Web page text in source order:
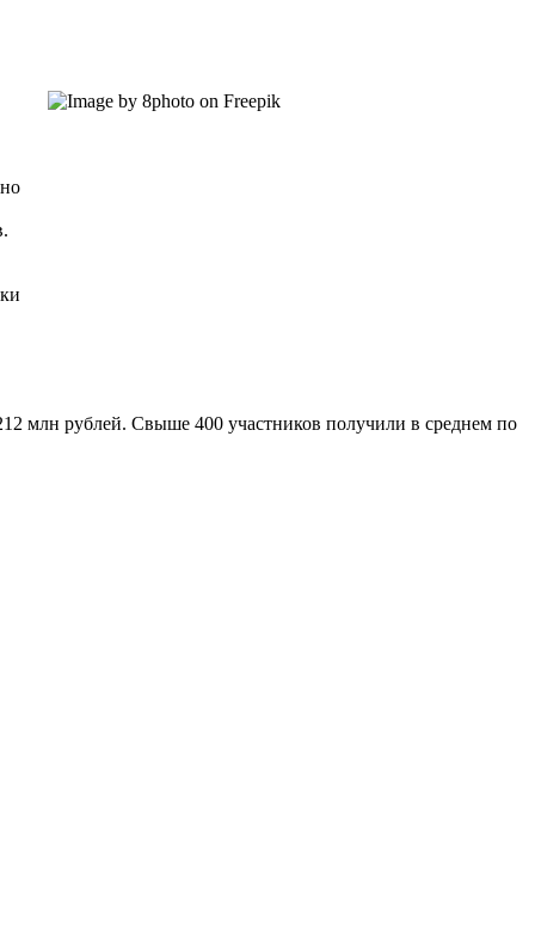
млн рублей. Свыше 400 участников получили в среднем по